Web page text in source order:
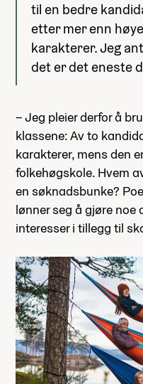
til en bedre
etter mer enn
karakterer. Jeg
det er det eneste
– Jeg pleier derfor å
klassene: Av to
karakterer, mens den
folkehøgskole. Hvem
en søknadsbunke?
lønner seg å gjøre noe
interesser i tillegg til